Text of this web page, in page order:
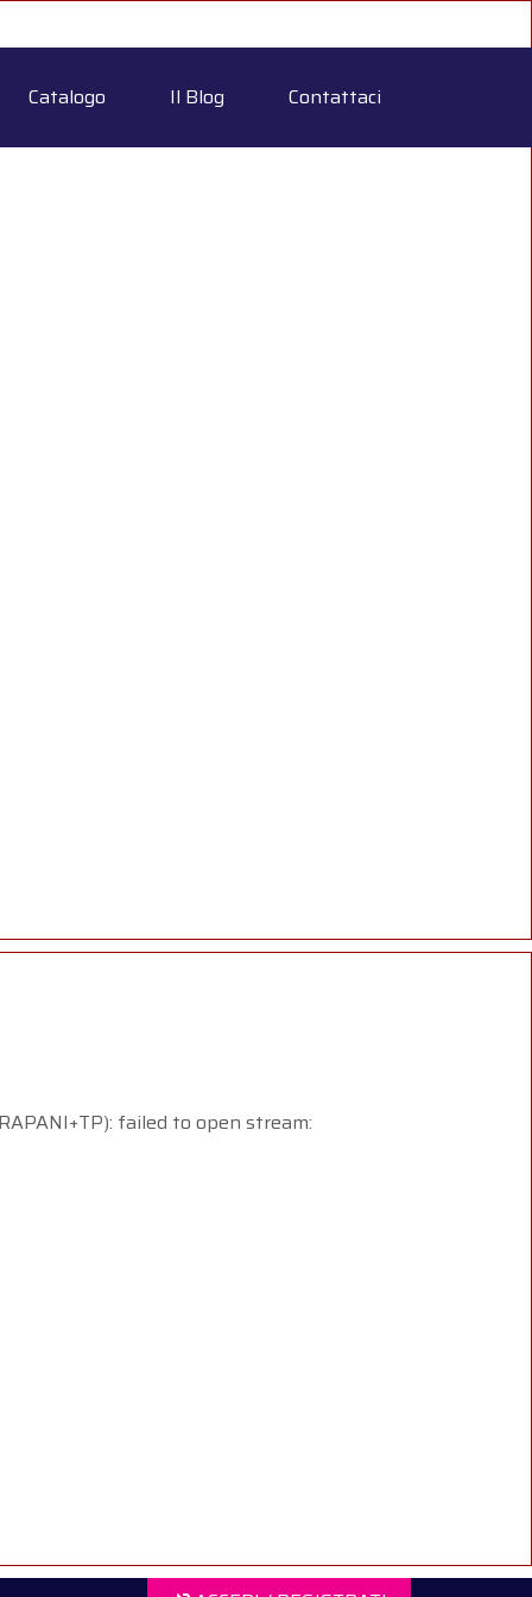
failed to open stream:
Catalogo Il Blog Contattaci